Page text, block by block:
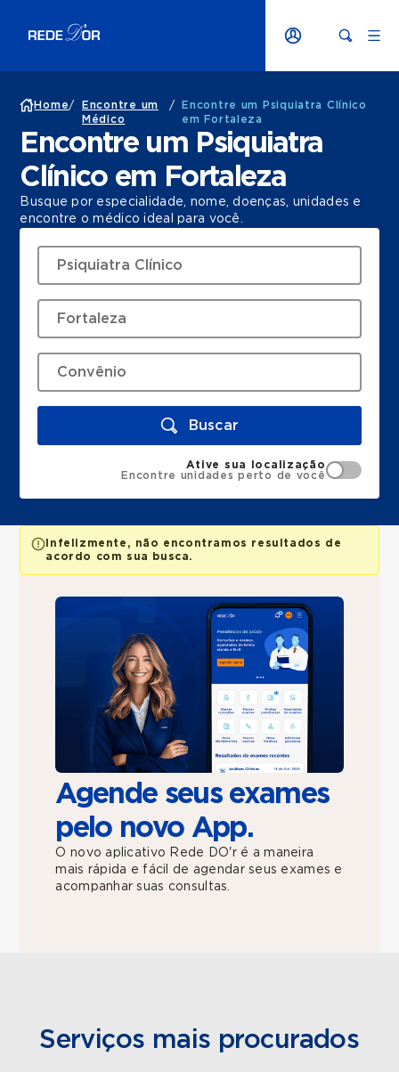
Home/
Encontre um
Médico
/
Encontre um Psiquiatra Clínico
em Fortaleza
Encontre um Psiquiatra
Clínico em Fortaleza
Busque por especialidade, nome, doenças, unidades e
encontre o médico ideal para você.
Buscar
Ative sua localização
Encontre unidades perto de você
Infelizmente, não encontramos resultados de
acordo com sua busca.
Agende seus exames
pelo novo App.
O novo aplicativo Rede DO'r é a maneira
mais rápida e fácil de agendar seus exames e
acompanhar suas consultas.
Serviços mais procurados